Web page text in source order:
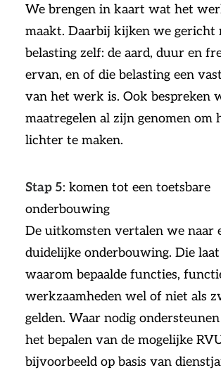
We brengen in kaart wat het
maakt. Daarbij kijken we gericht
belasting zelf: de aard, duur en
ervan, en of die belasting een
van het werk is. Ook bespreken
maatregelen al zijn genomen om
lichter te maken.
Stap 5: komen tot een toetsbare
onderbouwing
De uitkomsten vertalen we naar
duidelijke onderbouwing. Die
waarom bepaalde functies,
werkzaamheden wel of niet als
gelden. Waar nodig
het bepalen van de mogelijke
bijvoorbeeld op basis van